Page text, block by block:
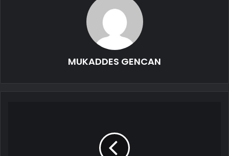
MUKADDES GENCAN